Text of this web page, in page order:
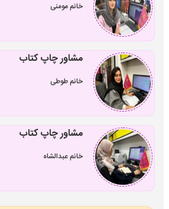
خانم مومنی
مشاور چاپ کتاب
خانم طوطی
مشاور چاپ کتاب
خانم عبدالشاه